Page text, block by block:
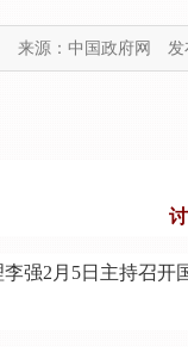
来源：中国政府网
强2月5日主持召